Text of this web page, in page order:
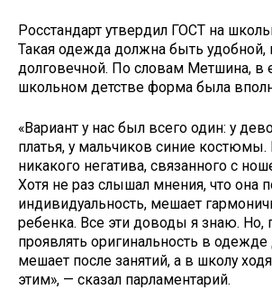
Росстандарт утвердил ГОСТ на
Такая одежда должна быть удобной,
долговечной. По словам Метшина, в
школьном детстве форма была
«Вариант у нас был всего один: у
платья, у мальчиков синие
никакого негатива, связанного с
Хотя не раз слышал мнения, что она
индивидуальность, мешает
ребенка. Все эти доводы я знаю. Но,
проявлять оригинальность в
мешает после занятий, а в школу
этим», — сказал парламентарий.